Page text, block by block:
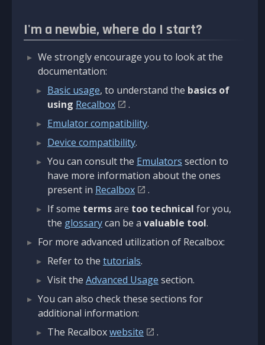
I'm a newbie, where do I start?
We strongly encourage you to look at the
documentation:
Basic usage, to understand the basics of
using Recalbox
.
Emulator compatibility.
Device compatibility.
You can consult the Emulators section to
have more information about the ones
present in Recalbox
.
If some termsare too technical for you,
the glossarycan be a valuable tool.
For more advanced utilization of Recalbox:
Refer to the tutorials.
Visit the Advanced Usage section.
You can also check these sections for
additional information:
The Recalboxwebsite
.